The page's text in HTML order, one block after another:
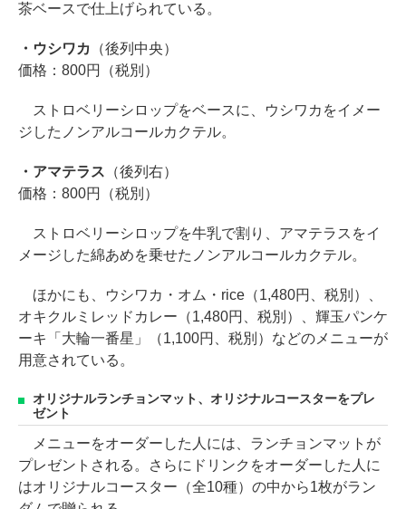
茶ベースで仕上げられている。
・ウシワカ
（後列中央）
価格：800円（税別）
ストロベリーシロップをベースに、ウシワカをイメー
ジしたノンアルコールカクテル。
・アマテラス （後列右）
価格：800円（税別）
ストロベリーシロップを牛乳で割り、アマテラスをイ
メージした綿あめを乗せたノンアルコールカクテル。
ほかにも、ウシワカ・オム・rice（1,480円、税別）、
オキクルミレッドカレー（1,480円、税別）、輝玉パンケ
ーキ「大輪一番星」（1,100円、税別）などのメニューが
用意されている。
オリジナルランチョンマット、オリジナルコースターをプレ
ゼント
メニューをオーダーした人には、ランチョンマットが
プレゼントされる。さらにドリンクをオーダーした人に
はオリジナルコースター（全10種）の中から1枚がラン